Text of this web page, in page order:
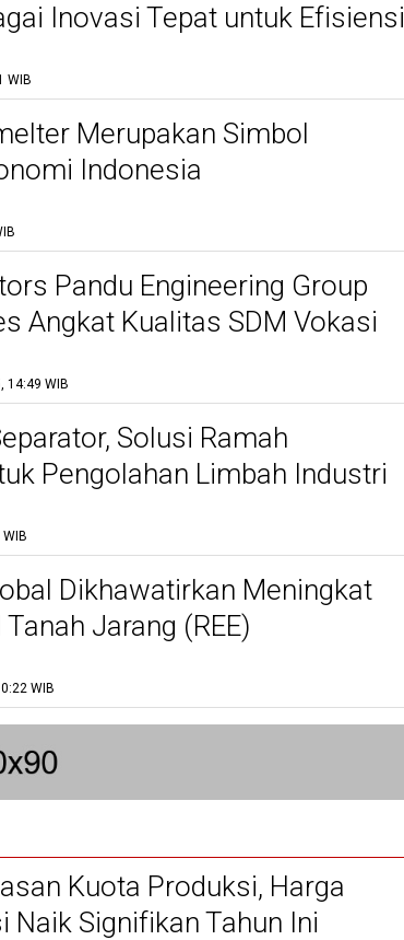
Inovasi Tepat untuk Efisiensi
WIB
Merupakan Simbol
Indonesia
Pandu Engineering Group
Angkat Kualitas SDM Vokasi
14:49 WIB
Solusi Ramah
Pengolahan Limbah Industri
Dikhawatirkan Meningkat
Jarang (REE)
WIB
Kuota Produksi, Harga
Naik Signifikan Tahun Ini